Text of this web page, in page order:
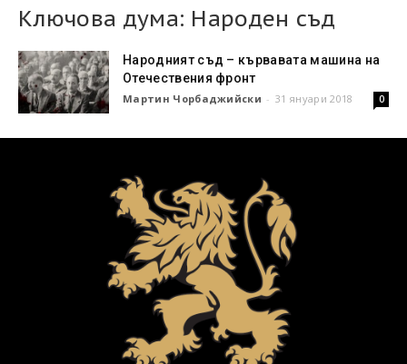
Ключова дума: Народен съд
Народният съд – кървавата машина на
Отечествения фронт
Мартин Чорбаджийски - 31 януари 2018 0